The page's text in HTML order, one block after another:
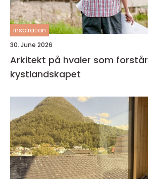
inspiration
30. June 2026
Arkitekt på hvaler som forstår
kystlandskapet